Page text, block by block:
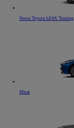
Nowa Toyota bZ4X Touring
Mirai